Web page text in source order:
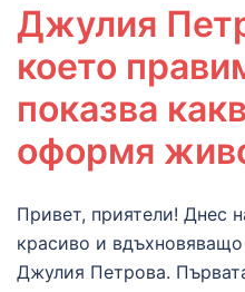
Джулия
което
показва
оформя
Привет, приятели! Днес
красиво и
Джулия Петрова.